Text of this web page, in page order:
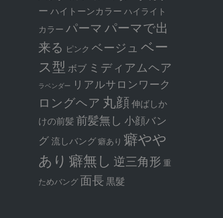
ー ハイトーンカラー ハイライト
カラー パーマ パーマで出
来る ピンク ベージュ ベー
ス型 ボブ ミディアムヘア
ラベンダー リアルサロンワーク
ロングヘア 丸顔伸ばしか
けの前髪前髪無し 小顔バン
グ流しバング癖あり 癖やや
あり 癖無し 逆三角形 重
ためバング 面長黒髮